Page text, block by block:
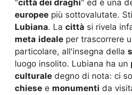
"città dei draghi" ed è una
europee più sottovalutate.
Lubiana. La città si rivela
meta ideale per trascorrere
particolare, all'insegna della
luogo insolito. Lubiana ha un
culturale degno di nota: ci
chiese e monumenti da